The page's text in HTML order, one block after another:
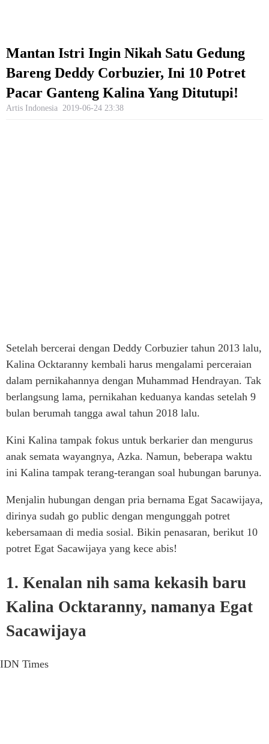
Mantan Istri Ingin Nikah Satu Gedung
Bareng Deddy Corbuzier, Ini 10 Potret
Pacar Ganteng Kalina Yang Ditutupi!
Artis Indonesia 2019-06-24 23:38
Setelah bercerai dengan Deddy Corbuzier tahun 2013 lalu,
Kalina Ocktaranny kembali harus mengalami perceraian
dalam pernikahannya dengan Muhammad Hendrayan. Tak
berlangsung lama, pernikahan keduanya kandas setelah 9
bulan berumah tangga awal tahun 2018 lalu.
Kini Kalina tampak fokus untuk berkarier dan mengurus
anak semata wayangnya, Azka. Namun, beberapa waktu
ini Kalina tampak terang-terangan soal hubungan barunya.
Menjalin hubungan dengan pria bernama Egat Sacawijaya,
dirinya sudah go public dengan mengunggah potret
kebersamaan di media sosial. Bikin penasaran, berikut 10
potret Egat Sacawijaya yang kece abis!
1. Kenalan nih sama kekasih baru
Kalina Ocktaranny, namanya Egat
Sacawijaya
IDN Times